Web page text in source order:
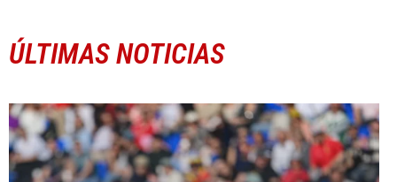
ÚLTIMAS NOTICIAS